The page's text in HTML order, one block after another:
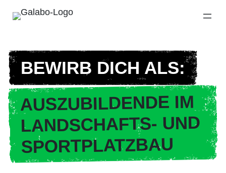
zum
BEWIRB DICH ALS:
AUSZUBILDENDE IM
LANDSCHAFTS- UND
SPORTPLATZBAU